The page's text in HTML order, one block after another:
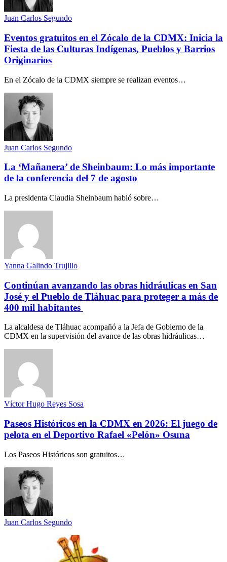
Juan Carlos Segundo
Eventos gratuitos en el Zócalo de la CDMX: Inicia la
Fiesta de las Culturas Indígenas, Pueblos y Barrios
Originarios
En el Zócalo de la CDMX siempre se realizan eventos…
Juan Carlos Segundo
La ‘Mañanera’ de Sheinbaum: Lo más importante
de la conferencia del 7 de agosto
La presidenta Claudia Sheinbaum habló sobre…
Yanna Galindo Trujillo
Continúan avanzando las obras hidráulicas en San
José y el Pueblo de Tláhuac para proteger a más de
400 mil habitantes
La alcaldesa de Tláhuac acompañó a la Jefa de Gobierno de la
CDMX en la supervisión del avance de las obras hidráulicas…
Víctor Hugo Reyes Sosa
Paseos Históricos en la CDMX en 2026: El juego de
pelota en el Deportivo Rafael «Pelón» Osuna
Los Paseos Históricos son gratuitos…
Juan Carlos Segundo